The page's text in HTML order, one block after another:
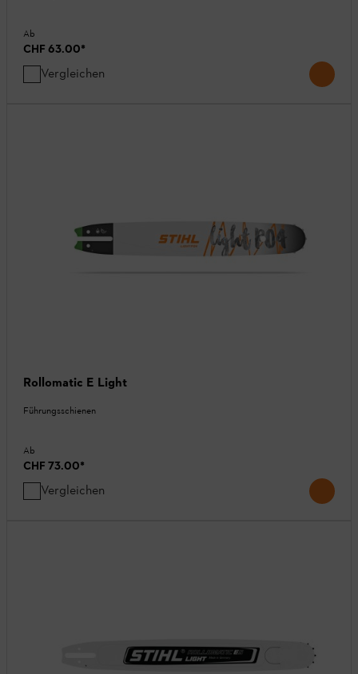
Ab
CHF 63.00*
Vergleichen
Rollomatic E Light
Führungsschienen
Ab
CHF 73.00*
Vergleichen